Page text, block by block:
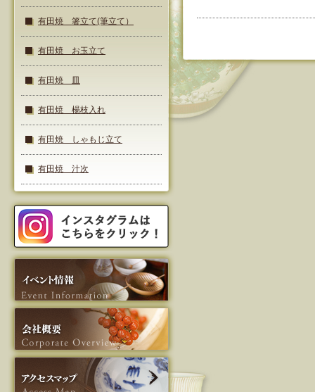
有田焼 箸立て(筆立て）
有田焼 お玉立て
有田焼 皿
有田焼 楊枝入れ
有田焼 しゃもじ立て
有田焼 汁次